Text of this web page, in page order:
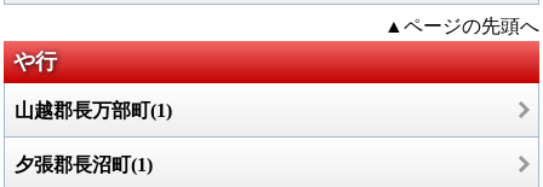
▲ページの先頭へ
や行
山越郡長万部町(1)
夕張郡長沼町(1)